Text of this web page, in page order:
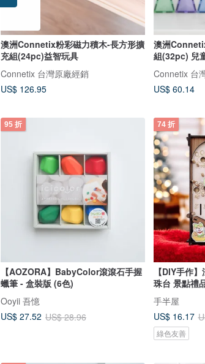
澳洲Connetix粉彩磁力積木-長方形擴
充組(24pc)益智玩具
Connetix 台灣原廠經銷
US$ 126.95
澳洲
組(32pc) 兒
Connetix 台
US$ 60.14
95 折
【AOZORA】BabyColor滾滾石手握
蠟筆 - 盒裝版 (6色)
Ooyii 吾憶
US$ 27.52 US$ 28.96
74 折
【DIY手作
珠台 景點禮
手半屋
US$ 16.17
綠色友善